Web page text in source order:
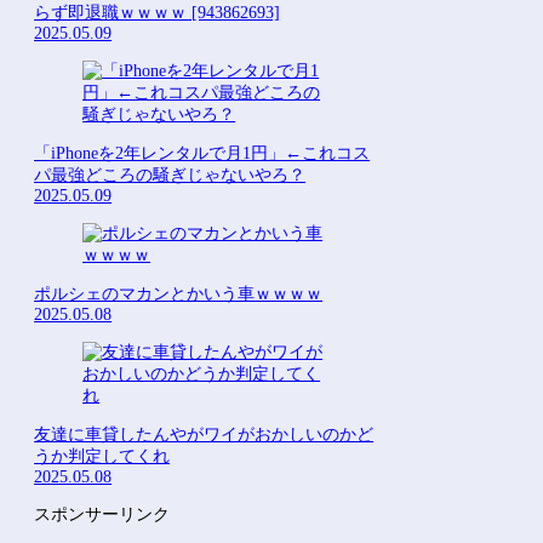
らず即退職ｗｗｗｗ [943862693]
2025.05.09
「iPhoneを2年レンタルで月1円」←これコス
パ最強どころの騒ぎじゃないやろ？
2025.05.09
ポルシェのマカンとかいう車ｗｗｗｗ
2025.05.08
友達に車貸したんやがワイがおかしいのかど
うか判定してくれ
2025.05.08
スポンサーリンク